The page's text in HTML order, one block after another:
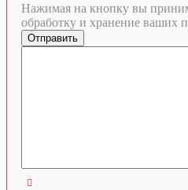
Нажимая на кнопку вы
обработку и хранение ваших
